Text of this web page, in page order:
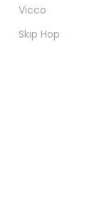
Vicco
Skıp Hop